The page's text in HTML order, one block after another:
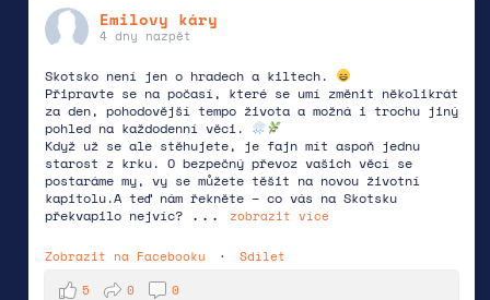
Emilovy káry
4 dny nazpět
Skotsko není jen o hradech a kiltech.
Připravte se na počasí, které se umí změnit několikrát
za den, pohodovější tempo života a možná i trochu jiný
pohled na každodenní věci.
Když už se ale stěhujete, je fajn mít aspoň jednu
starost z krku. O bezpečný převoz vašich věcí se
postaráme my, vy se můžete těšit na novou životní
kapitolu.A teď nám řekněte – co vás na Skotsku
překvapilo nejvíc? ... zobrazit více
Zobrazit na Facebooku ·
Sdílet
5
0 0